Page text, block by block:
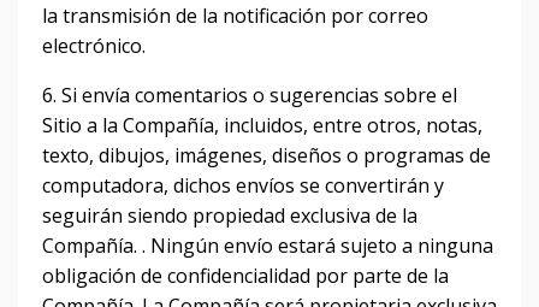
la transmisión de la notificación por correo
electrónico.
6. Si envía comentarios o sugerencias sobre el
Sitio a la Compañía, incluidos, entre otros, notas,
texto, dibujos, imágenes, diseños o programas de
computadora, dichos envíos se convertirán y
seguirán siendo propiedad exclusiva de la
Compañía. . Ningún envío estará sujeto a ninguna
obligación de confidencialidad por parte de la